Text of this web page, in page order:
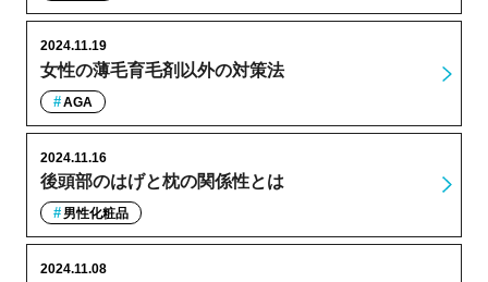
女性の薄毛育毛剤以外の対策法
2024.11.19
AGA
後頭部のはげと枕の関係性とは
2024.11.16
男性化粧品
2024.11.08